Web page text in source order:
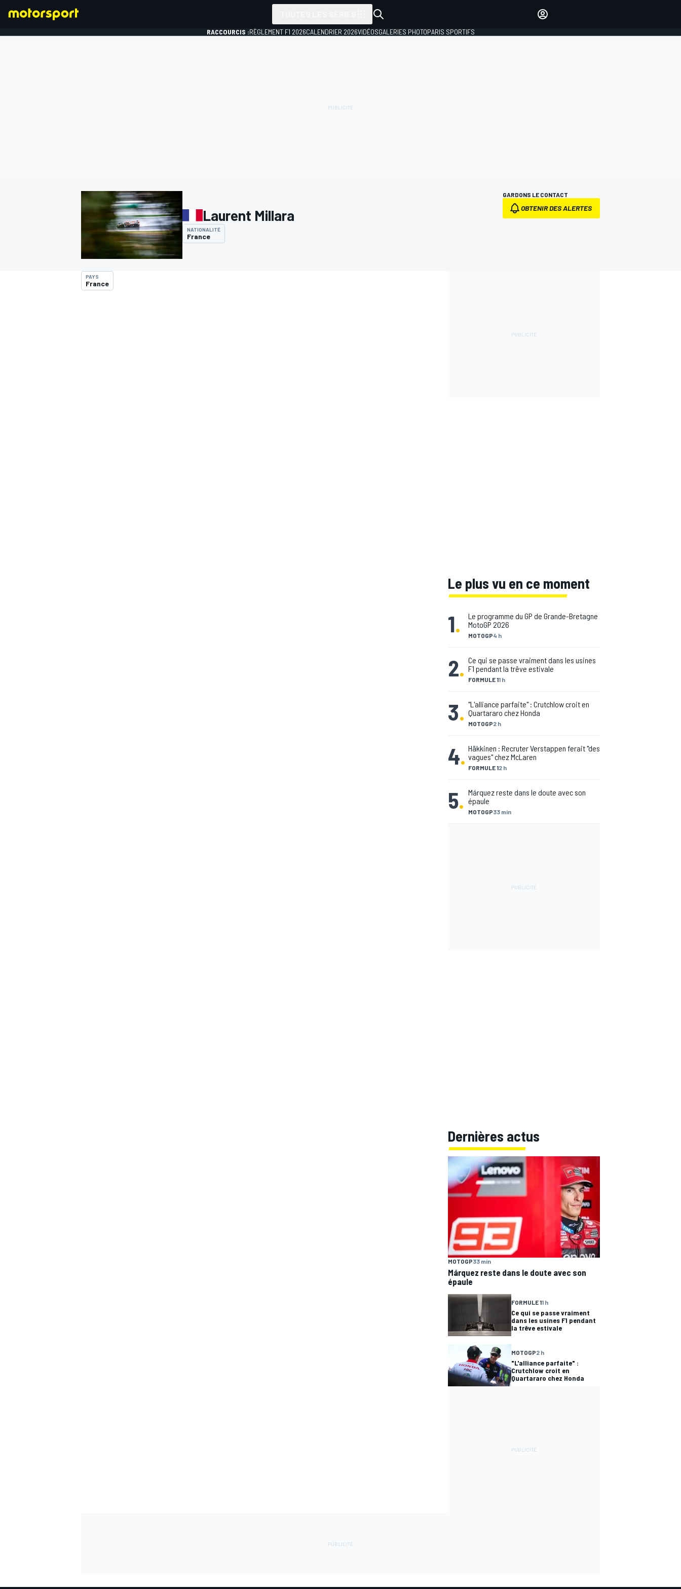
RACCOURCIS :RÈGLEMENT F1 2026CALENDRIER 2026VIDÉOSGALERIES PHOTOPARIS SPORTIFS
Laurent Millara
NATIONALITÉ
France
GARDONS LE CONTACT
OBTENIR DES ALERTES
PAYS
France
Le plus vu en ce moment
1. MOTOGP4 h
Le programme du GP de Grande-Bretagne
MotoGP 2026
2. FORMULE 11 h
Ce qui se passe vraiment dans les usines
F1 pendant la trêve estivale
3. MOTOGP2 h
"L'alliance parfaite" : Crutchlow croit en
Quartararo chez Honda
4. FORMULE 12 h
Häkkinen : Recruter Verstappen ferait "des
vagues" chez McLaren
5. MOTOGP33 min
Márquez reste dans le doute avec son
épaule
Dernières actus
MOTOGP33 min
Márquez reste dans le doute avec son
épaule
FORMULE 11 h
Ce qui se passe vraiment
dans les usines F1 pendant
la trêve estivale
MOTOGP2 h
"L'alliance parfaite" :
Crutchlow croit en
Quartararo chez Honda